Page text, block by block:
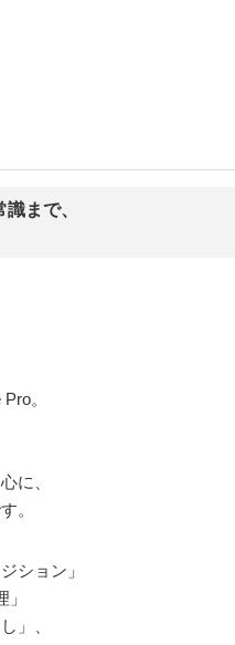
まで、
。
に、
。
ション」
」、